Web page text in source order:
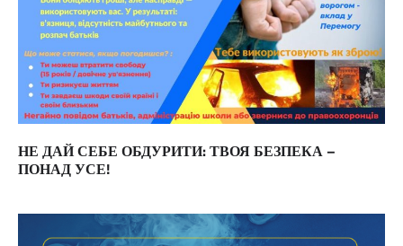
НЕ ДАЙ СЕБЕ ОБДУРИТИ: ТВОЯ БЕЗПЕКА –
ПОНАД УСЕ!